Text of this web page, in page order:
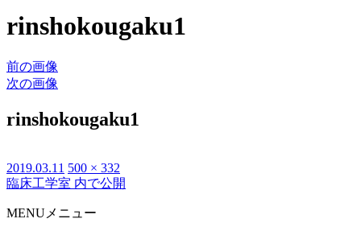
rinshokougaku1
前の画像
次の画像
rinshokougaku1
投
稿
2019.03.11 フ
ル
イ
500 × 332
投
稿
臨床工学室 内で公開
MENU メニュー